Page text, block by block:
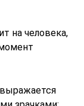
на человека,